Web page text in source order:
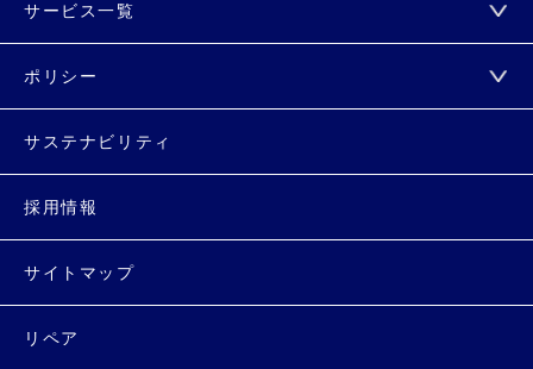
サービス一覧
ポリシー
サステナビリティ
採用情報
サイトマップ
リペア